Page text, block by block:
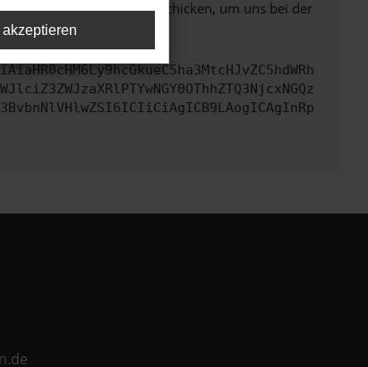
kannst uns diesen Text schicken, um uns bei der